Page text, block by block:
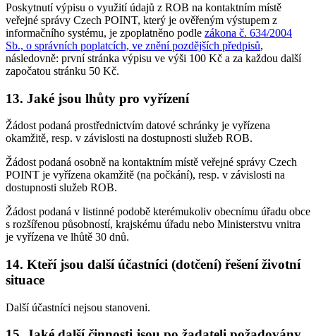
Poskytnutí výpisu o využití údajů z ROB na kontaktním místě
veřejné správy Czech POINT, který je ověřeným výstupem z
informačního systému, je zpoplatněno podle zákona č. 634/2004
Sb., o správních poplatcích, ve znění pozdějších předpisů,
následovně: první stránka výpisu ve výši 100 Kč a za každou další
započatou stránku 50 Kč.
13. Jaké jsou lhůty pro vyřízení
Žádost podaná prostřednictvím datové schránky je vyřízena
okamžitě, resp. v závislosti na dostupnosti služeb ROB.
Žádost podaná osobně na kontaktním místě veřejné správy Czech
POINT je vyřízena okamžitě (na počkání), resp. v závislosti na
dostupnosti služeb ROB.
Žádost podaná v listinné podobě kterémukoliv obecnímu úřadu obce
s rozšířenou působností, krajskému úřadu nebo Ministerstvu vnitra
je vyřízena ve lhůtě 30 dnů.
14. Kteří jsou další účastníci (dotčení) řešení životní
situace
Další účastníci nejsou stanoveni.